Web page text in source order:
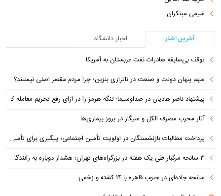
شیمی مبتکران
آخرین اخبار
اخبار دانشگاه
توقف بی‌سابقه صادرات نفت عربستان به آمریکا
سهم پنهان دولت و صنعت در ناترازی بنزین؛ چرا مردم مقصر اصلی نیستند؟
پیشنهاد ناصر هادیان در صداوسیما: تنگه هرمز را در ازای رفع تحریم معامله کنیم
آثار مخرب مصرف الکل و سیگار در بروز بیماری‌ها
پرداخت مطالبات بازنشستگان در اولویت تأمین اجتماعی؛ پیگیری برای تأمین منابع ادامه دارد
۳ سانحه مرگبار طی یک هفته در بزرگراه‌های تهران؛ هشدار دوباره به رانندگان و عابران
سانحه جاده‌ای در جنوب قاهره با ۱۴ کشته و زخمی